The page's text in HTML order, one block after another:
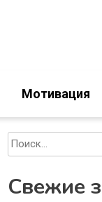
Мотивация
Свежие